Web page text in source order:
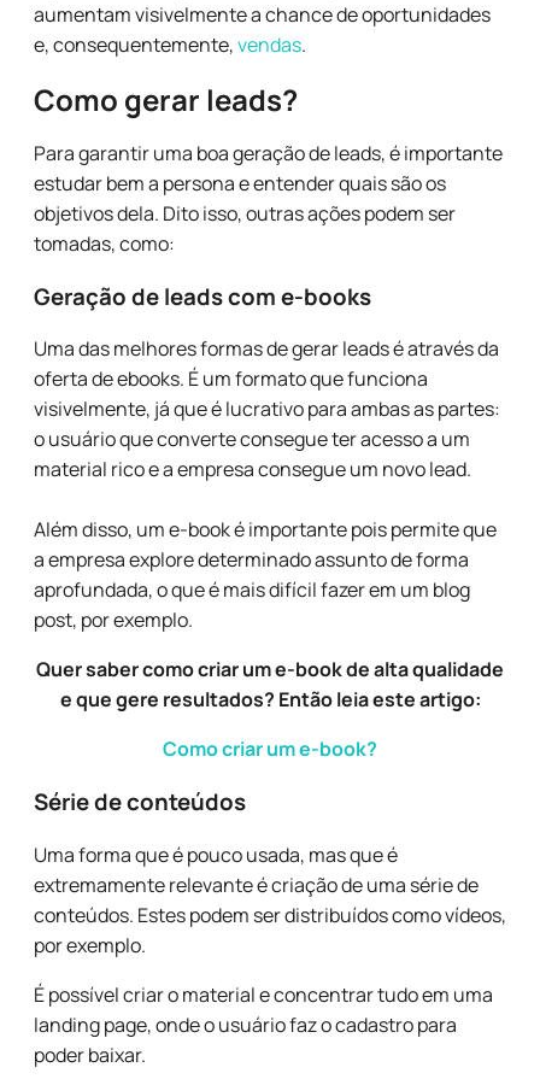
aumentam visivelmente a chance de oportunidades
e, consequentemente,vendas.
Como gerar leads?
Para garantir uma boa geração de leads, é importante
estudar bem a persona e entender quais são os
objetivos dela. Dito isso, outras ações podem ser
tomadas, como:
Geração de leads com e-books
Uma das melhores formas de gerar leads é através da
oferta de ebooks. É um formato que funciona
visivelmente, já que é lucrativo para ambas as partes:
o usuário que converte consegue ter acesso a um
material rico e a empresa consegue um novo lead.
Além disso, um e-book é importante pois permite que
a empresa explore determinado assunto de forma
aprofundada, o que é mais difícil fazer em um blog
post, por exemplo.
Quer saber como criar um e-book de alta qualidade
e que gere resultados? Então leia este artigo:
Como criar um e-book?
Série de conteúdos
Uma forma que é pouco usada, mas que é
extremamente relevante é criação de uma série de
conteúdos. Estes podem ser distribuídos como vídeos,
por exemplo.
É possível criar o material e concentrar tudo em uma
landing page, onde o usuário faz o cadastro para
poder baixar.